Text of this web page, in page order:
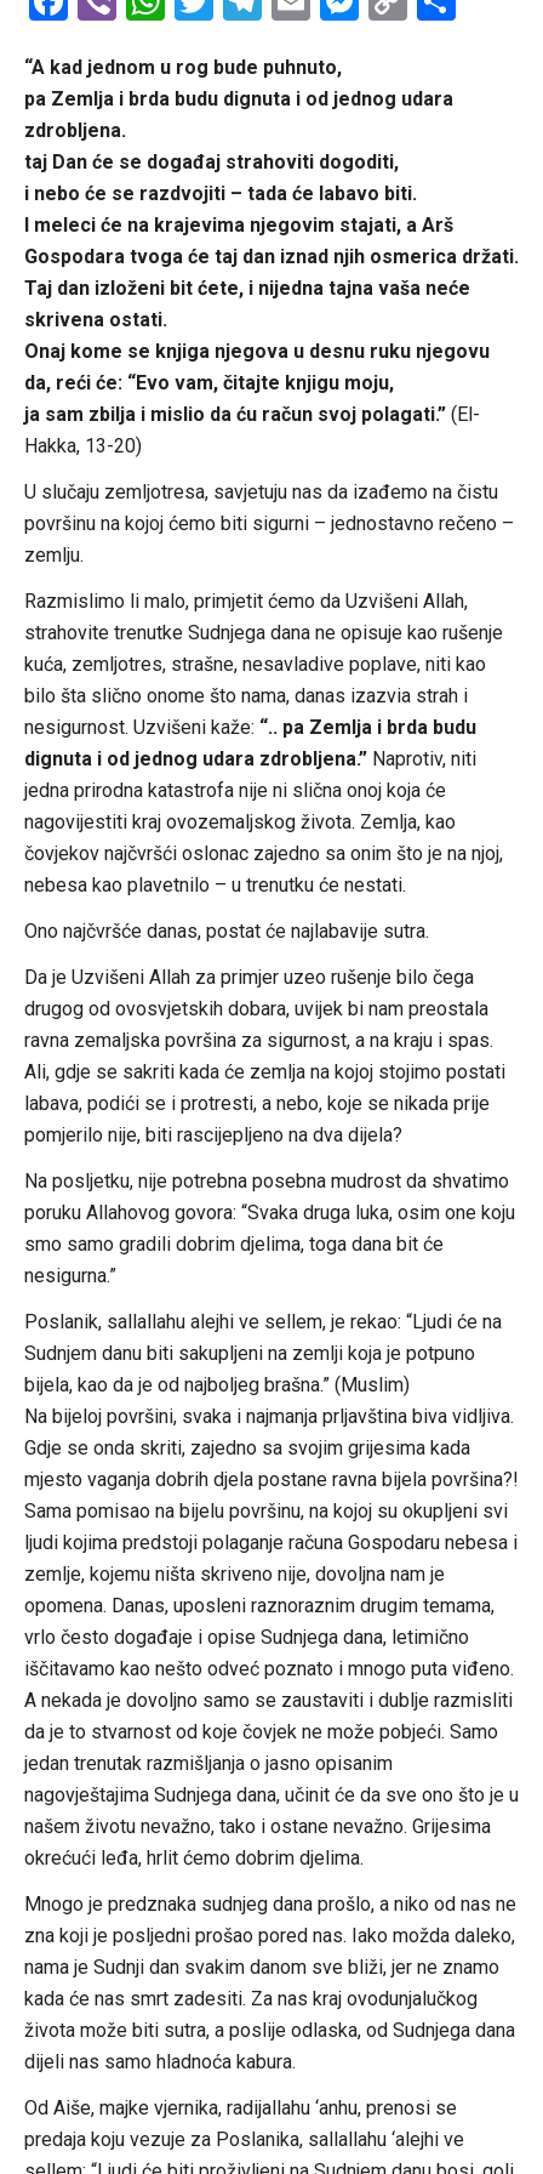
“A kad jednom u rog bude puhnuto,
pa Zemlja i brda budu dignuta i od jednog udara
zdrobljena.
taj Dan će se događaj strahoviti dogoditi,
i nebo će se razdvojiti – tada će labavo biti.
I meleci će na krajevima njegovim stajati, a Arš
Gospodara tvoga će taj dan iznad njih osmerica držati.
Taj dan izloženi bit ćete, i nijedna tajna vaša neće
skrivena ostati.
Onaj kome se knjiga njegova u desnu ruku njegovu
da, reći će: “Evo vam, čitajte knjigu moju,
ja sam zbilja i mislio da ću račun svoj polagati.”(El-
Hakka, 13-20)
U slučaju zemljotresa, savjetuju nas da izađemo na čistu
površinu na kojoj ćemo biti sigurni – jednostavno rečeno –
zemlju.
Razmislimo li malo, primjetit ćemo da Uzvišeni Allah,
strahovite trenutke Sudnjega dana ne opisuje kao rušenje
kuća, zemljotres, strašne, nesavladive poplave, niti kao
bilo šta slično onome što nama, danas izazvia strah i
nesigurnost. Uzvišeni kaže: “.. pa Zemlja i brda budu
dignuta i od jednog udara zdrobljena.”Naprotiv, niti
jedna prirodna katastrofa nije ni slična onoj koja će
nagovijestiti kraj ovozemaljskog života. Zemlja, kao
čovjekov najčvršći oslonac zajedno sa onim što je na njoj,
nebesa kao plavetnilo – u trenutku će nestati.
Ono najčvršće danas, postat će najlabavije sutra.
Da je Uzvišeni Allah za primjer uzeo rušenje bilo čega
drugog od ovosvjetskih dobara, uvijek bi nam preostala
ravna zemaljska površina za sigurnost, a na kraju i spas.
Ali, gdje se sakriti kada će zemlja na kojoj stojimo postati
labava, podići se i protresti, a nebo, koje se nikada prije
pomjerilo nije, biti rascijepljeno na dva dijela?
Na posljetku, nije potrebna posebna mudrost da shvatimo
poruku Allahovog govora: “Svaka druga luka, osim one koju
smo samo gradili dobrim djelima, toga dana bit će
nesigurna.”
Poslanik, sallallahu alejhi ve sellem, je rekao: “Ljudi će na
Sudnjem danu biti sakupljeni na zemlji koja je potpuno
bijela, kao da je od najboljeg brašna.” (Muslim)
Na bijeloj površini, svaka i najmanja prljavština biva vidljiva.
Gdje se onda skriti, zajedno sa svojim grijesima kada
mjesto vaganja dobrih djela postane ravna bijela površina?!
Sama pomisao na bijelu površinu, na kojoj su okupljeni svi
ljudi kojima predstoji polaganje računa Gospodaru nebesa i
zemlje, kojemu ništa skriveno nije, dovoljna nam je
opomena. Danas, uposleni raznoraznim drugim temama,
vrlo često događaje i opise Sudnjega dana, letimično
iščitavamo kao nešto odveć poznato i mnogo puta viđeno.
A nekada je dovoljno samo se zaustaviti i dublje razmisliti
da je to stvarnost od koje čovjek ne može pobjeći. Samo
jedan trenutak razmišljanja o jasno opisanim
nagovještajima Sudnjega dana, učinit će da sve ono što je u
našem životu nevažno, tako i ostane nevažno. Grijesima
okrećući leđa, hrlit ćemo dobrim djelima.
Mnogo je predznaka sudnjeg dana prošlo, a niko od nas ne
zna koji je posljedni prošao pored nas. Iako možda daleko,
nama je Sudnji dan svakim danom sve bliži, jer ne znamo
kada će nas smrt zadesiti. Za nas kraj ovodunjalučkog
života može biti sutra, a poslije odlaska, od Sudnjega dana
dijeli nas samo hladnoća kabura.
Od Aiše, majke vjernika, radijallahu ‘anhu, prenosi se
predaja koju vezuje za Poslanika, sallallahu ‘alejhi ve